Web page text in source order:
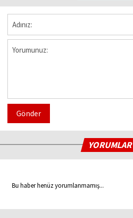
Gönder
YORUMLAR
Bu haber henüz yorumlanmamış...